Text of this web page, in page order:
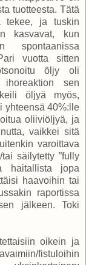
tuotteesta. Tätä
tekee, ja tuskin
kasvavat, kun
spontaanissa
vuotta sitten
öljy oli
sen
öljyä myös,
yhteensä 40%:lle
oliiviöljyä, ja
vaikkei sitä
varoittava
säilytetty ”fully
haitallista jopa
haavoihin tai
raportissa
jälkeen. Toki
oikein ja
fistuloihin